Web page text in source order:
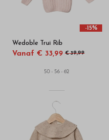
-15%
Wedoble Trui Rib
Vanaf € 33,99 € 39,99
50 - 56 - 62